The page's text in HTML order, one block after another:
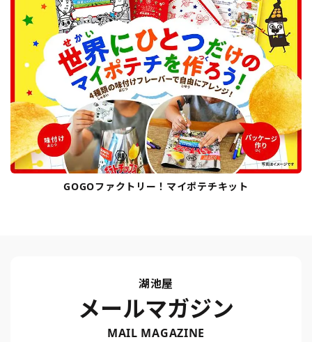
GOGOファクトリー！マイポテチキット
湖池屋
メールマガジン
MAIL MAGAZINE